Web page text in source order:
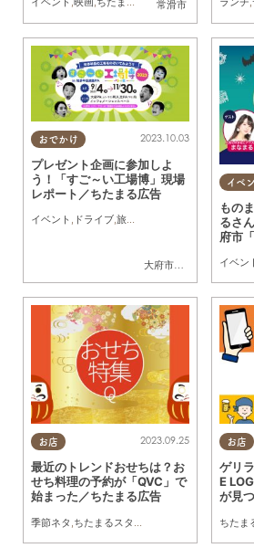
常滑市
おでかけ
大府市
, 阿久比町
2023.10.03
プレゼント企画に参加しよ
う！「すご～い工場博」現場
レポート／ちたまる広告
イベント , ドライブ,旅行
イベ
もの
るさ
府市
イベン
お店 2023.09.25
最近のトレンドおせちは？お
せち料理の予約が「QVC」で
始まった／ちたまる広告
季節ネタ ちたまるスタイル掲載店 ちたまる広告,
お店
ゲリ
E
が見
ちたま